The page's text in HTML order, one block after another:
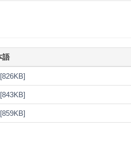
語
[826KB]
[843KB]
[859KB]